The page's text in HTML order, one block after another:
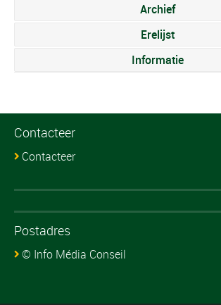
Archief
Erelijst
Informatie
Contacteer
Contacteer
Postadres
© Info Média Conseil